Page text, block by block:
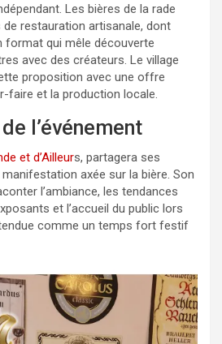
Les bières de la rade
restauration artisanale, dont
format qui mêle découverte
avec des créateurs. Le village
proposition avec une offre
faire et la production locale.
l’événement
et d’Ailleurs, partagera ses
axée sur la bière. Son
l’ambiance, les tendances
et l’accueil du public lors
comme un temps fort festif